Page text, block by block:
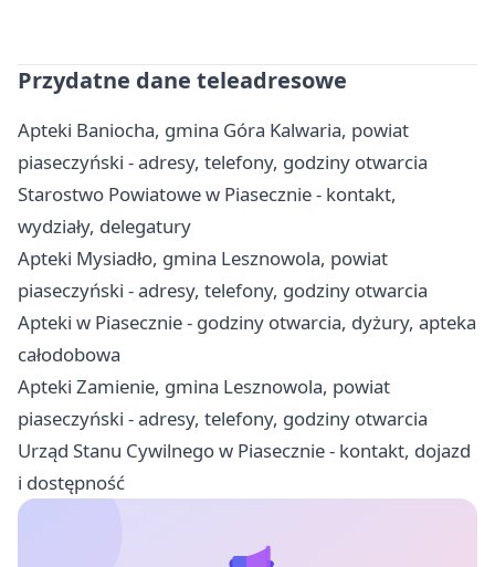
Przydatne dane teleadresowe
Apteki Baniocha, gmina Góra Kalwaria, powiat
piaseczyński - adresy, telefony, godziny otwarcia
Starostwo Powiatowe w Piasecznie - kontakt,
wydziały, delegatury
Apteki Mysiadło, gmina Lesznowola, powiat
piaseczyński - adresy, telefony, godziny otwarcia
Apteki w Piasecznie - godziny otwarcia, dyżury, apteka
całodobowa
Apteki Zamienie, gmina Lesznowola, powiat
piaseczyński - adresy, telefony, godziny otwarcia
Urząd Stanu Cywilnego w Piasecznie - kontakt, dojazd
i dostępność